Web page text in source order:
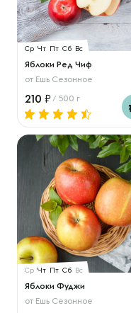
Ср Чт Пт Сб Вс
Яблоки Ред Чиф
от Ешь Сезонное
210 / 500 г
Ср Чт Пт Сб Вс
Яблоки Фуджи
от Ешь Сезонное